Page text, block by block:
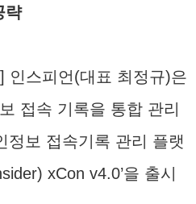
략
인스피언(대표 최정규)은
접속 기록을 통합 관리
정보 접속기록 관리 플랫
xCon v4.0’을 출시